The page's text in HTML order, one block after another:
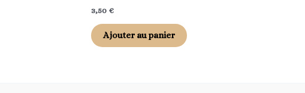
3,50 €
Ajouter au panier